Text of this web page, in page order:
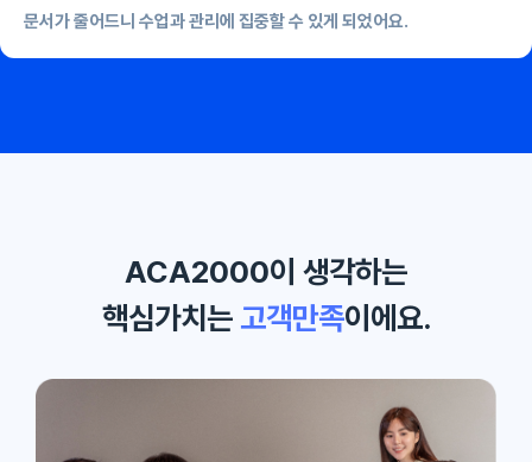
문서가 줄어드니 수업과 관리에 집중할 수 있게 되었어요.
ACA2000이 생각하는
핵심가치는 고객만족이에요.